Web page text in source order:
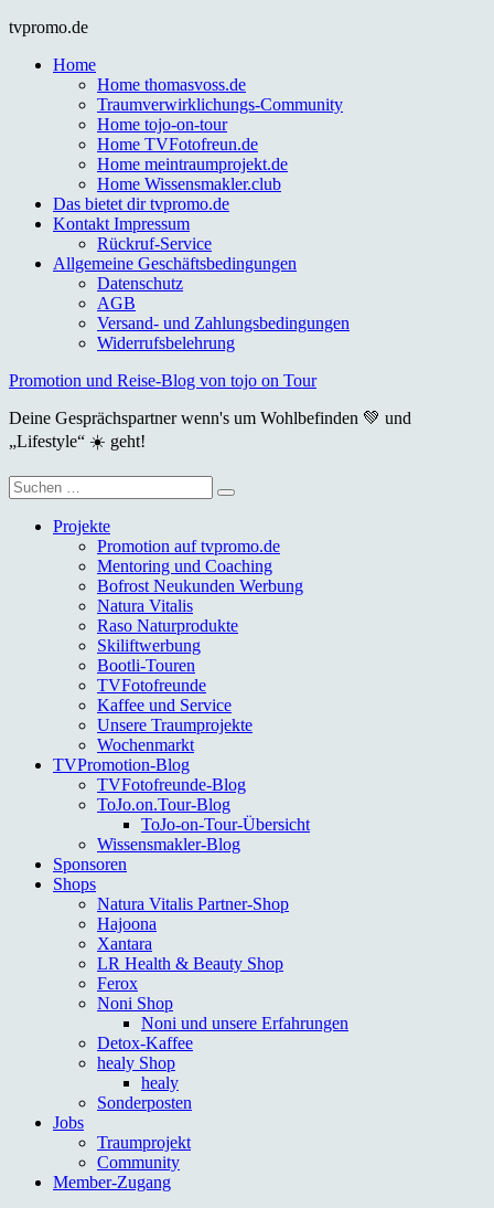
Skip
content
tvpromo.de
Home
Home thomasvoss.de
Traumverwirklichungs-Community
Home tojo-on-tour
Home TVFotofreun.de
Home meintraumprojekt.de
Home Wissensmakler.club
Das bietet dir tvpromo.de
Kontakt Impressum
Rückruf-Service
Allgemeine Geschäftsbedingungen
Datenschutz
AGB
Versand- und Zahlungsbedingungen
Widerrufsbelehrung
Promotion und Reise-Blog von tojo on Tour
Deine Gesprächspartner wenn's um Wohlbefinden 💚 und
„Lifestyle“ ☀️ geht!
Suche
nach:
Projekte
Promotion auf tvpromo.de
Mentoring und Coaching
Bofrost Neukunden Werbung
Natura Vitalis
Raso Naturprodukte
Skiliftwerbung
Bootli-Touren
TVFotofreunde
Kaffee und Service
Unsere Traumprojekte
Wochenmarkt
TVPromotion-Blog
TVFotofreunde-Blog
ToJo.on.Tour-Blog
ToJo-on-Tour-Übersicht
Wissensmakler-Blog
Sponsoren
Shops
Natura Vitalis Partner-Shop
Hajoona
Xantara
LR Health & Beauty Shop
Ferox
Noni Shop
Noni und unsere Erfahrungen
Detox-Kaffee
healy Shop
healy
Sonderposten
Jobs
Traumprojekt
Community
Member-Zugang